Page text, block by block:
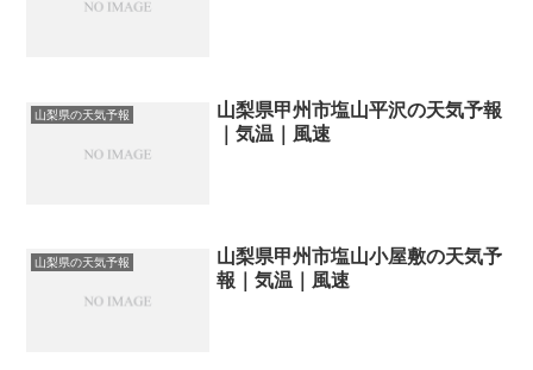
山梨県の天気予報
山梨県甲州市塩山平沢の天気予報
｜気温｜風速
山梨県の天気予報
山梨県甲州市塩山小屋敷の天気予
報｜気温｜風速